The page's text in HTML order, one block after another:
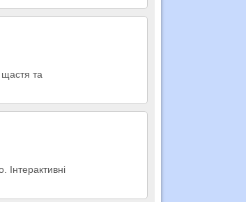
щастя та
Інтерактивні